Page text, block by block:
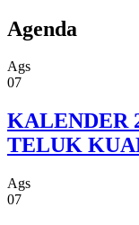
Agenda
Ags
07
KALENDER
TELUK
Ags
07